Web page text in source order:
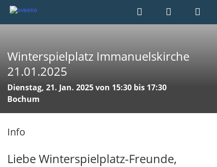
Winterspielplatz Immanuelskirche
21.01.2025
Dienstag, 21. Jan. 2025 von 15:30 bis 17:30
Bochum
Info
Liebe Winterspielplatz-Freunde,